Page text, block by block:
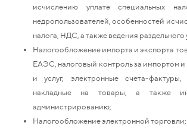
исчислению уплате специальных
недропользователей, особенностей
налога, НДС, а также ведения раздельного
Налогообложение импорта и экспорта
ЕАЭС, налоговый контроль за импортом
и услуг, электронные счета-фактуры,
накладные на товары, а также
администрированию;
Налогообложение электронной торговли;